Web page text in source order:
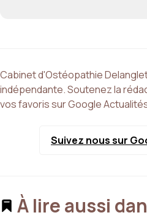
Cabinet d'Ostéopathie
indépendante. Soutenez la
vos favoris sur Google
Suivez nous sur
À lire aussi